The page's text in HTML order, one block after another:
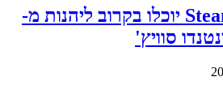
משתמשי Steam Deck יוכלו בקרוב ליהנות מ-